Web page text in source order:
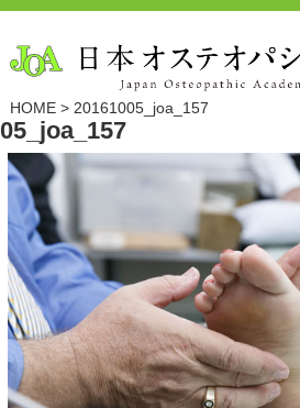
HOME> 20161005_joa_157
05_joa_157